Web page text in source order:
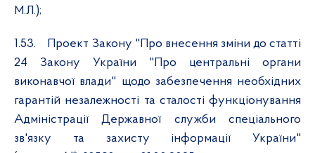
М.Л.);
1.53.
Проект Закону "Про внесення зміни до статті
24 Закону України "Про центральні органи
виконавчої влади" щодо забезпечення необхідних
гарантій незалежності та сталості функціонування
Адміністрації Державної служби спеціального
зв'язку та захисту інформації України"